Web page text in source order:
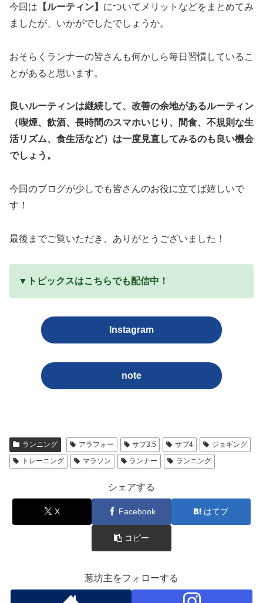
今回は 【ルーティン】 についてメリットなどをまとめてみ
ましたが、いかがでしたでしょうか。
おそらくランナーの皆さんも何かしら毎日習慣しているこ
とがあると思います。
良いルーティンは継続して、改善の余地があるルーティン
（喫煙、飲酒、長時間のスマホいじり、間食、不規則な生
活リズム、食生活など）は一度見直してみるのも良い機会
でしょう。
今回のブログが少しでも皆さんのお役に立てば嬉しいで
す！
最後までご覧いただき、ありがとうございました！
▼トピックスはこちらでも配信中！
Instagram
note
ランニング アラフォー サブ3.5 サブ4
ジョギング
トレーニング
マラソン ランナー ランニング
シェアする
X Facebook はてブ
コピー
葱坊主をフォローする